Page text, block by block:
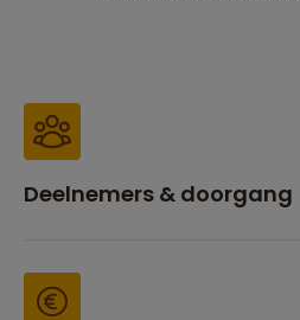
Deelnemers & doorgang